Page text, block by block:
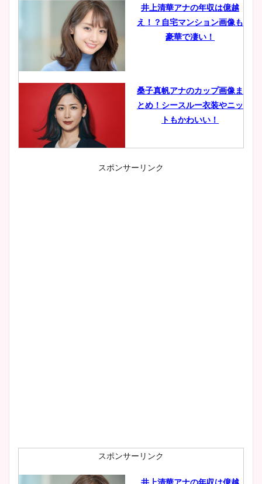
井上清華アナの年収は億越
え！？自宅マンション画像も
豪華で凄い！
桑子真帆アナのカップ画像ま
とめ！シースルー衣装やニッ
トもかわいい！
小室瑛莉子のカップ画像まと
肉も凄い！
スポンサーリンク
スポンサーリンク